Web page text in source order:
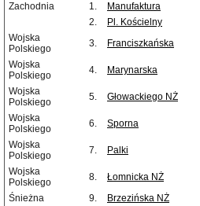
Zachodnia
1. Manufaktura
2.
Pl. Kościelny
Wojska
Polskiego
3. Franciszkańska
Wojska
Polskiego
4. Marynarska
Wojska
Polskiego
5. Głowackiego NŻ
Wojska
Polskiego
6. Sporna
Wojska
Polskiego
7. Palki
Wojska
Polskiego
8. Łomnicka NŻ
Śnieżna 9. Brzezińska NŻ